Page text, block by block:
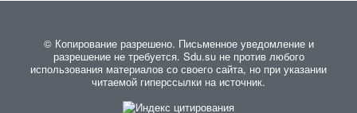
© Копирование разрешено. Письменное уведомление и
разрешение не требуется. Sdu.su не против любого
использования материалов со своего сайта, но при указании
читаемой гиперссылки на источник.